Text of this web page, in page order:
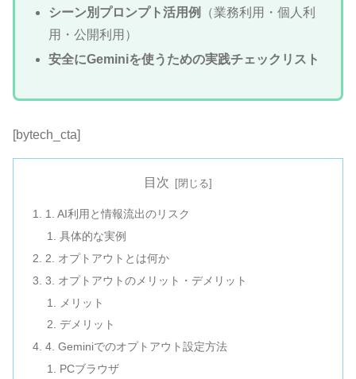
シーン別プロンプト活用例
（業務利用・個人利
用・公開利用）
安全にGeminiを使うための実践チェックリスト
[bytech_cta]
目次
1. AI利用と情報流出のリスク
具体的な実例
2. オプトアウトとは何か
3. オプトアウトのメリット・デメリット
メリット
デメリット
4. Geminiでのオプトアウト設定方法
PCブラウザ